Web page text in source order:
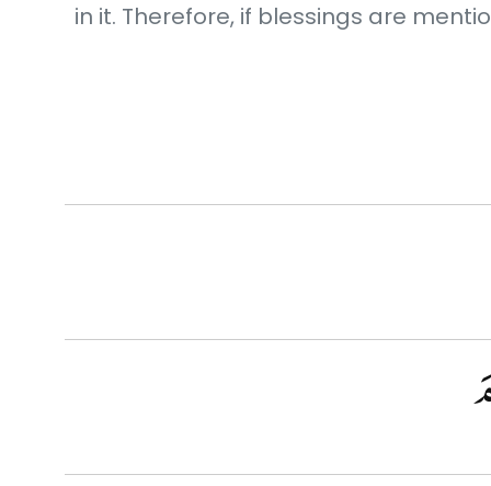
in it. Therefore, if blessings are